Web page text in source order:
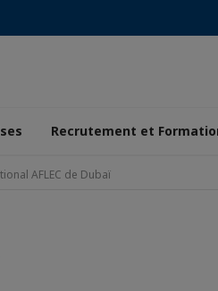
Recrutement et
AFLEC de Dubaï